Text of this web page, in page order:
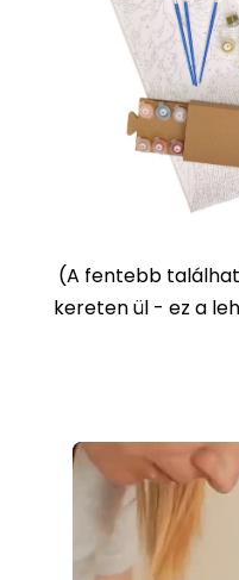
(A fentebb
kereten ül - ez a